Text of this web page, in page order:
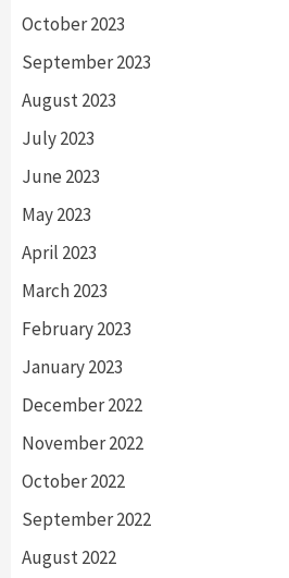
October 2023
September 2023
August 2023
July 2023
June 2023
May 2023
April 2023
March 2023
February 2023
January 2023
December 2022
November 2022
October 2022
September 2022
August 2022